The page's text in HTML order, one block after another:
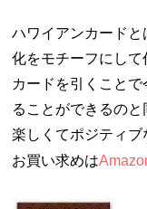
ハワイアンカード
化をモチーフにして
カードを引くこと
ることができるの
楽しくてポジティブ
お買い求めは